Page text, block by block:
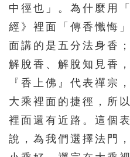
中徑也」。為什麼用
經》裡面「傳香懺悔
面講的是五分法身香
解脫香、解脫知見香
『香上佛』代表禪宗
大乘裡面的捷徑，所
裡面還有近路。這個
說，為我們選擇法門